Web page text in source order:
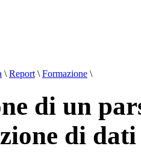
\ Report \ Formazione \
di un
di